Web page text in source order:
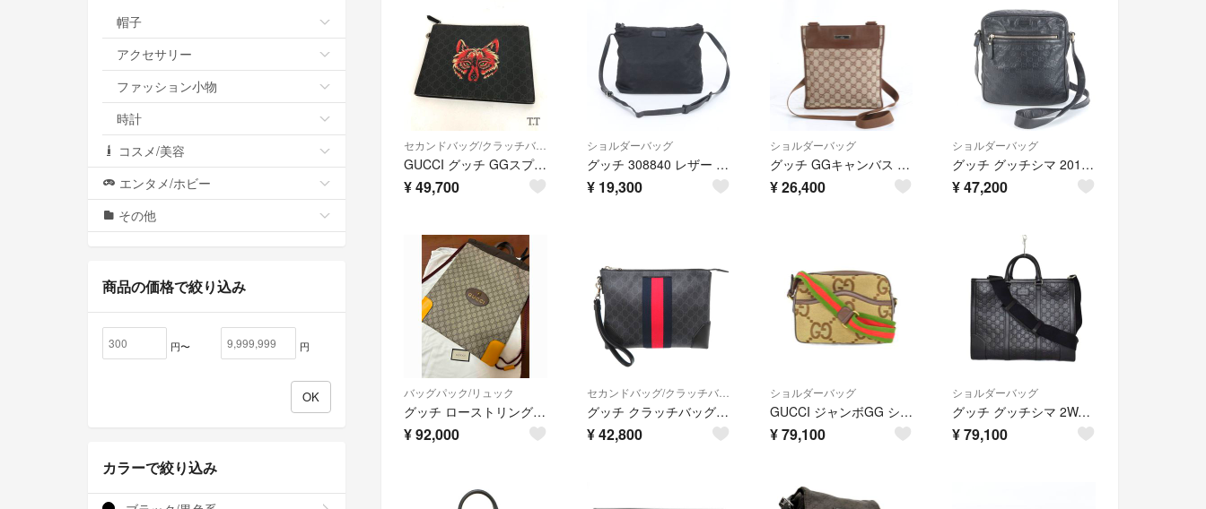
GUCCI グッチ GGスプリーム ウルフプリント クラッチバッグ セカンドバッグ ポーチ 鞄 メンズ
¥49,700
ショルダーバッグ
グッチ 308840 レザー ショルダーバッグ 斜め掛け メッセンジャー ビジネス 通勤 トート ブラック 黒 A4 メンズ EBE DW5-6
¥ 19,300
ショルダーバッグ
グッチ GGキャンバス 27639 レザー ショルダーバッグ 斜め掛け メッセンジャー 通勤 本革 ブラウン 茶色 メンズ RRM DN46-9
¥26,400
ショルダーバッグ
グッチ グッチシマ 201448 レザー ショルダーバッグ 斜め掛け メッセンジャー ブラック 黒 メンズ REE DJ45-2
¥47,200
バッグパック/リュック
グッチ ローストリング ナップサック タイガー ロゴ GGスプリーム 473872・204991
¥92,000
セカンドバッグ/クラッチバッグ
グッチ クラッチバッグ 523603
¥42,800
ショルダーバッグ
GUCCI ジャンボGG ショルダーバッグ メッセンジャーバッグ 675891
¥79,100
ショルダーバッグ
グッチ グッチシマ 2WAY ハンドバッグ ショルダーバッグ 428043
¥79,100
帽子
アクセサリー
ファッション小物
時計
コスメ/美容
エンタメ/ホビー
その他
商品の価格で絞り込み
円〜 円
カラーで絞り込み